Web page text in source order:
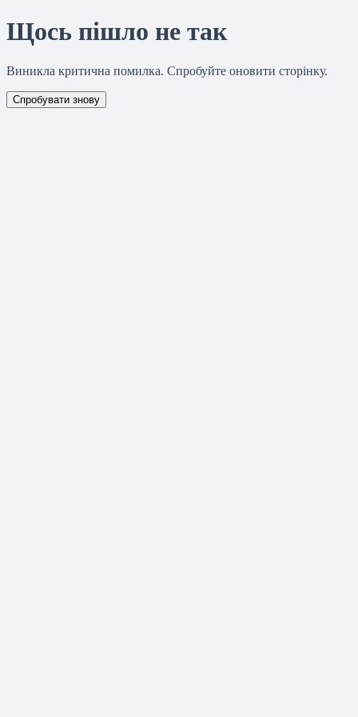
Щось пішло не так
Виникла критична помилка. Спробуйте оновити сторінку.
Спробувати знову